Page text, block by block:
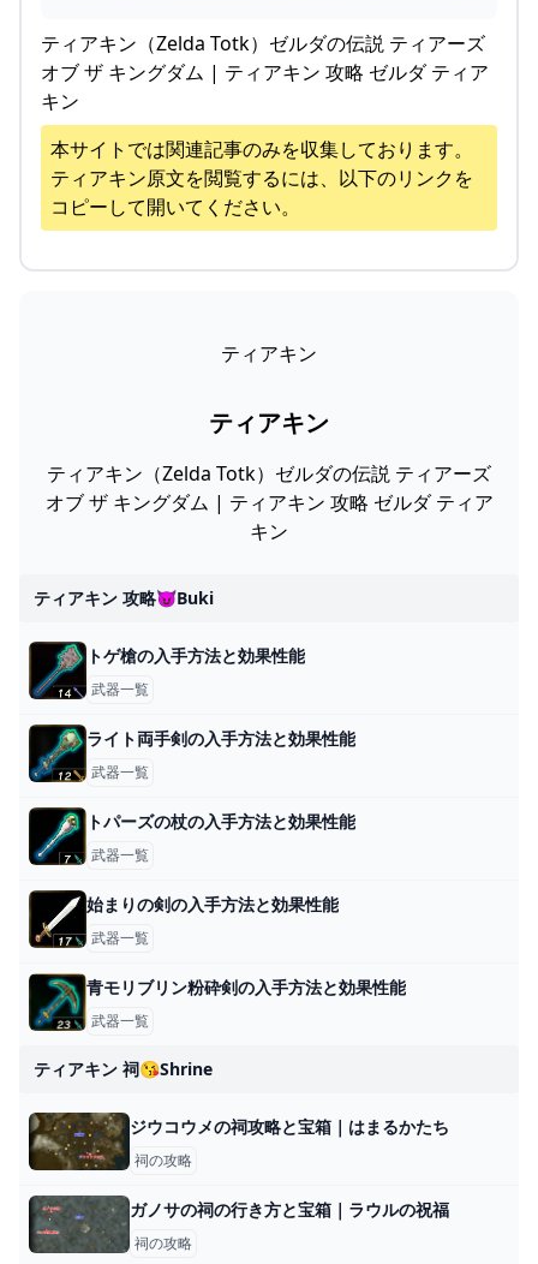
ティアキン（Zelda Totk）ゼルダの伝説 ティアーズ
オブ ザ キングダム | ティアキン 攻略 ゼルダ ティア
キン
本サイトでは関連記事のみを収集しております。
ティアキン原文を閲覧するには、以下のリンクを
コピーして開いてください。
ティアキン
ティアキン
ティアキン（Zelda Totk）ゼルダの伝説 ティアーズ
オブ ザ キングダム | ティアキン 攻略 ゼルダ ティア
キン
ティアキン 攻略😈buki
トゲ槍の入手方法と効果性能
武器一覧
ライト両手剣の入手方法と効果性能
武器一覧
トパーズの杖の入手方法と効果性能
武器一覧
始まりの剣の入手方法と効果性能
武器一覧
青モリブリン粉砕剣の入手方法と効果性能
武器一覧
ティアキン 祠😘shrine
ジウコウメの祠攻略と宝箱｜はまるかたち
祠の攻略
ガノサの祠の行き方と宝箱｜ラウルの祝福
祠の攻略